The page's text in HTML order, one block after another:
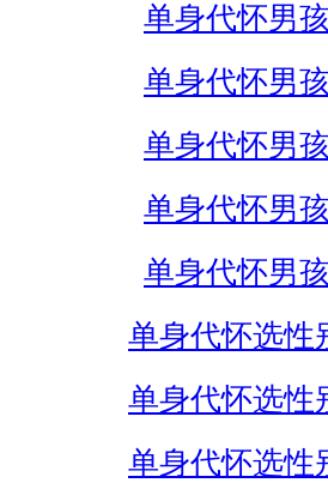
单身代怀男
单身代怀男
单身代怀男
单身代怀男
单身代怀男
单身代怀选性
单身代怀选性
单身代怀选性